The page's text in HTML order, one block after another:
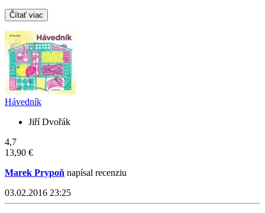
Čítať viac
Hávedník
Jiří Dvořák
4,7
13,90 €
Marek Prypoň napísal recenziu
03.02.2016 23:25